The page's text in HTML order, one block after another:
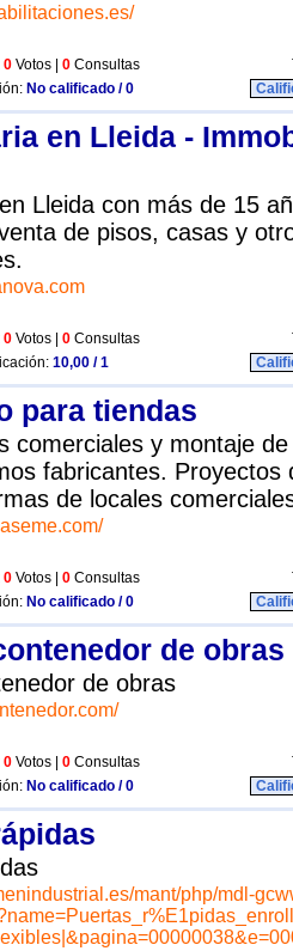
0 Votos | 0 Consultas
No calificado / 0
en Lleida -
Lleida con más de 15
de pisos, casas y
0 Votos | 0 Consultas
10,00 / 1
para tiendas
comerciales y montaje
fabricantes. Proyectos
de locales
0 Votos | 0 Consultas
No calificado / 0
de obras
de obras
0 Votos | 0 Consultas
No calificado / 0
mant/php/mdl-